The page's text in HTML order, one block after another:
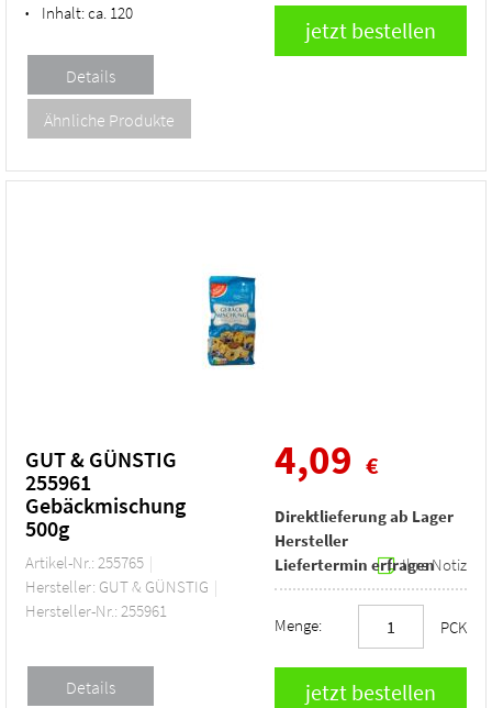
• Inhalt:ca. 120
GUT & GÜNSTIG
255961
Gebäckmischung
500g
Artikel-Nr.: 255765
Hersteller: GUT & GÜNSTIG
Hersteller-Nr.: 255961
4,09 €
Direktlieferung ab Lager
Hersteller
Liefertermin erfragenIhre Notiz
Menge: PCK